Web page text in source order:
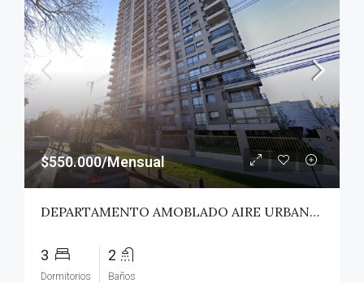
$550.000/Mensual
DEPARTAMENTO AMOBLADO AIRE URBANO (PAZ) – TALCA
3
Dormitorios
2
Baños